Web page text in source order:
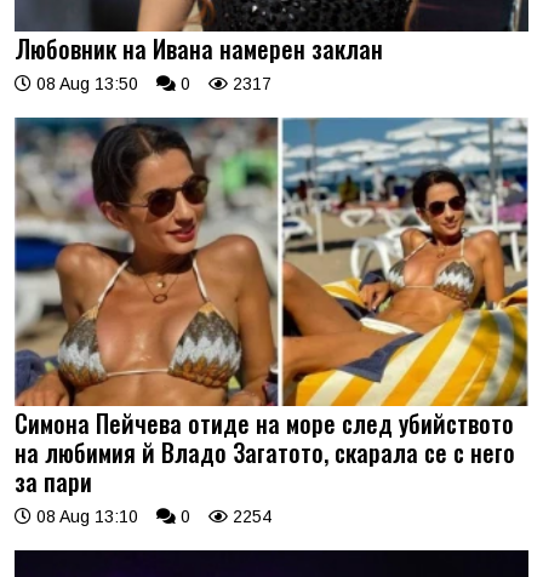
Любовник на Ивана намерен заклан
08 Aug 13:50 0 2317
Симона Пейчева отиде на море след убийството
на любимия й Владо Загатото, скарала се с него
за пари
08 Aug 13:10 0 2254